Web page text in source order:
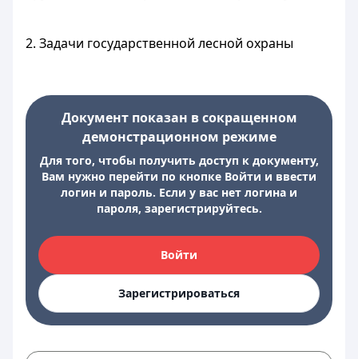
2. Задачи государственной лесной охраны
Документ показан в сокращенном
демонстрационном режиме
Для того, чтобы получить доступ к документу,
Вам нужно перейти по кнопке Войти и ввести
логин и пароль. Если у вас нет логина и
пароля, зарегистрируйтесь.
Войти
Зарегистрироваться